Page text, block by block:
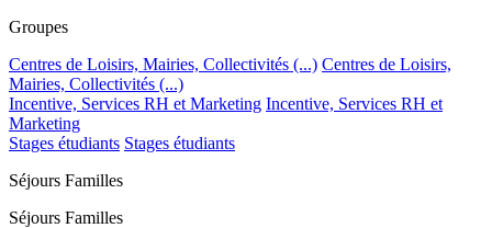
Groupes
Centres de Loisirs, Mairies, Collectivités (...) Centres de Loisirs,
Mairies, Collectivités (...)
Incentive, Services RH et Marketing Incentive, Services RH et
Marketing
Stages étudiants Stages étudiants
Séjours Familles
Séjours Familles